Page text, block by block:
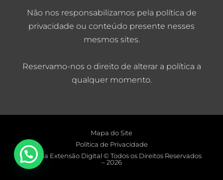
Não nos responsabilizamos pela política de
privacidade ou conteúdo presente nesses
mesmos sites.
Reservamo-nos o direito de alterar a política a
qualquer momento.
Mapa do Site
Política de Privacidade
Agência Extensão Digital © Todos os Direitos Reservados
– 2026
Estamos à disposição, só chamar!